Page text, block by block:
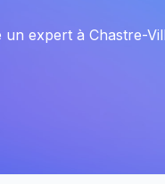
un expert à Chastre-